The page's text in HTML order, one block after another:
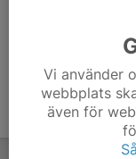
Vi använder
webbplats
även för